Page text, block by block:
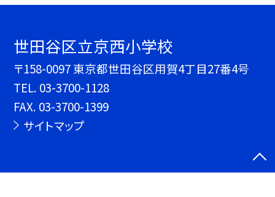
世田谷区立京西小学校
〒158-0097 東京都世田谷区用賀4丁目27番4号
TEL. 03-3700-1128
FAX. 03-3700-1399
サイトマップ